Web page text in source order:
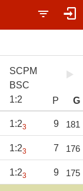
SCPM
BSC
1:2 P G
1:23 9 181
1:23 7 176
1:23 9 175